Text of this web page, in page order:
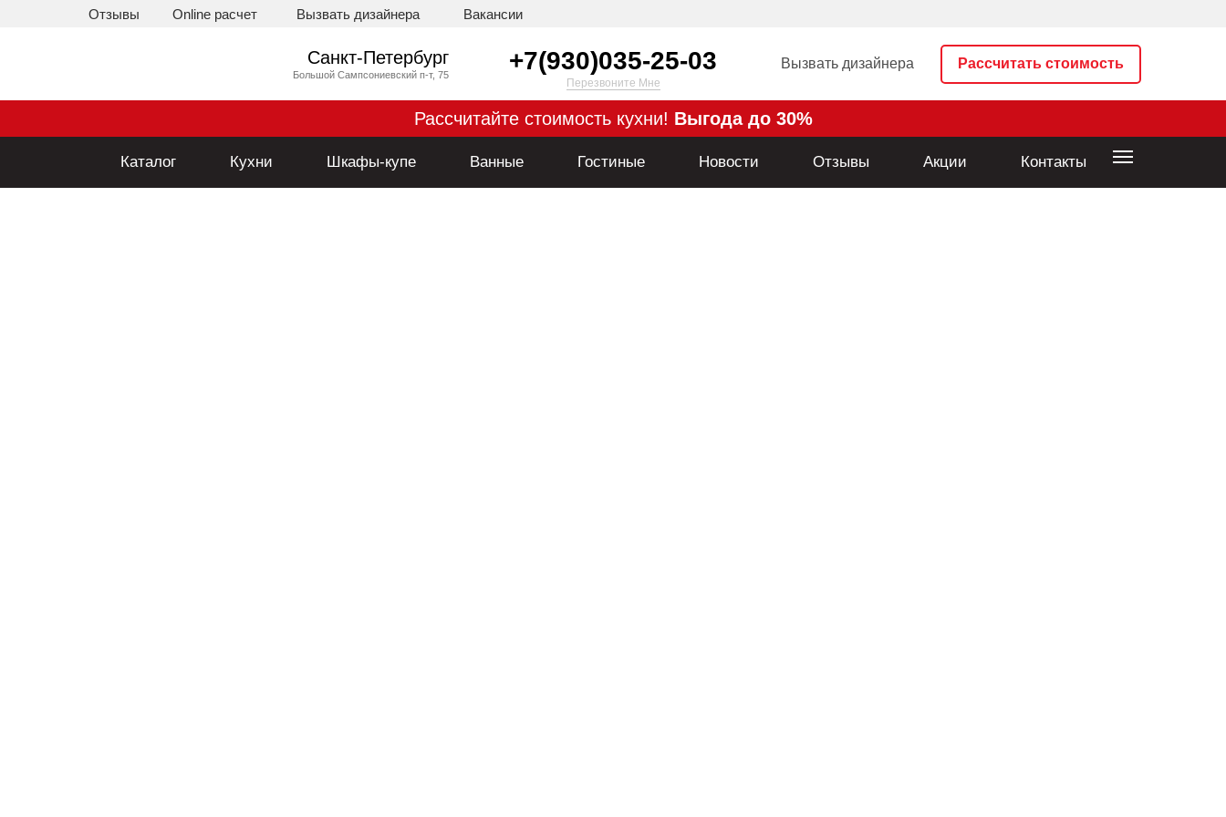
Отзывы Online расчет Вызвать дизайнера Вакансии
+7(930)035-25-03
Санкт-Петербург
Большой Сампсониевский п-т, 75
Вызвать дизайнера Рассчитать стоимость
Перезвоните Мне
Рассчитайте стоимость кухни! Выгода до 30%
Каталог Кухни Шкафы-купе Ванные Гостиные Новости Отзывы Акции Контакты
Каталог Кухни Шкафы-купе Ванные